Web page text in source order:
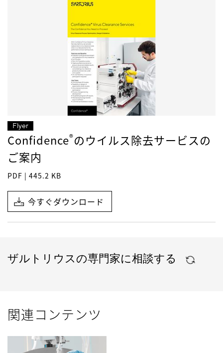
Flyer
Confidence®のウイルス除去サービスの
ご案内
PDF | 445.2 KB
今すぐダウンロード
ザルトリウスの専門家に相談する
関連コンテンツ